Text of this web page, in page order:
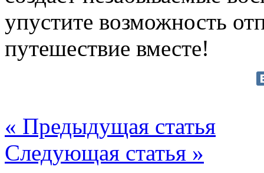
упустите возможность
путешествие вместе!
« Предыдущая статья
Следующая статья »